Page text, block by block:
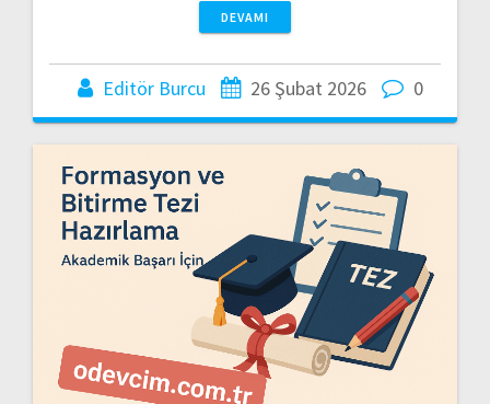
DEVAMI
Editör Burcu 26 Şubat 2026 0